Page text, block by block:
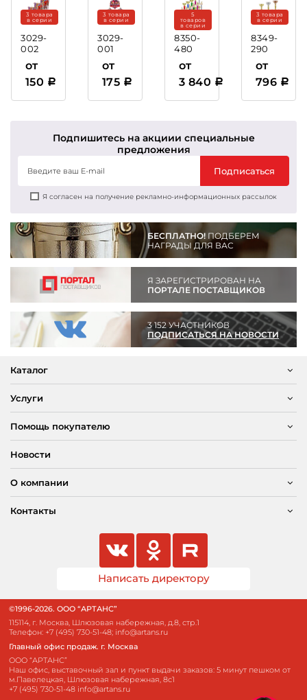
3029-
002
медаль
Хоккей
место
3 товара
в серии
от
150
3029-
001
медаль
Бокс
место
3 товара
в серии
от
175
8350-
480
Казимир
(этажерка)
5
товаров
в серии
от
3 840
8349-
290
Ресура
3 товара
в серии
от
796
Подпишитесь на акциии специальные
предложения
Подписаться
Я согласен на получение рекламно-информационных рассылок
БЕСПЛАТНО!ПОДБЕРЕМ
НАГРАДЫ ДЛЯ ВАС
Я ЗАРЕГИСТРИРОВАН НА
ПОРТАЛЕ ПОСТАВЩИКОВ
3 152 УЧАСТНИКОВ
ПОДПИСАТЬСЯ НА НОВОСТИ
Каталог
Услуги
Помощь покупателю
Новости
О компании
Контакты
Написать директору
©1996-2026. ООО “АРТАНС”
115114, г. Москва, Шлюзовая набережная, д.8, стр.1
Телефон: +7 (495) 730-51-48; info@artans.ru
Главный офис продаж. г. Москва
ООО “АРТАНС”
Наш офис, выставочный зал и пункт выдачи заказов: 5 минут пешком от
м.Павелецкая, Шлюзовая набережная, 8с1
+7 (495) 730-51-48 info@artans.ru